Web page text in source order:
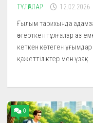
ТҰЛҒАЛАР 12.02.2026
Ғылым тарихында
өзгерткен тұлғалар аз
кеткен көптеген ұғымдар
қажеттіліктер мен ұзақ...
0